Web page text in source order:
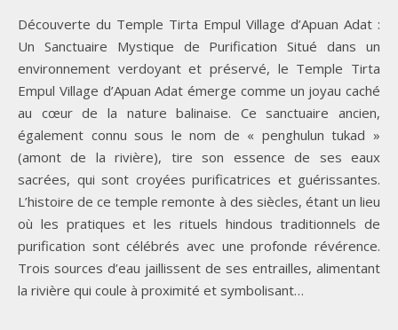
Découverte du Temple Tirta Empul Village d’Apuan Adat :
Un Sanctuaire Mystique de Purification Situé dans un
environnement verdoyant et préservé, le Temple Tirta
Empul Village d’Apuan Adat émerge comme un joyau caché
au cœur de la nature balinaise. Ce sanctuaire ancien,
également connu sous le nom de « penghulun tukad »
(amont de la rivière), tire son essence de ses eaux
sacrées, qui sont croyées purificatrices et guérissantes.
L’histoire de ce temple remonte à des siècles, étant un lieu
où les pratiques et les rituels hindous traditionnels de
purification sont célébrés avec une profonde révérence.
Trois sources d’eau jaillissent de ses entrailles, alimentant
la rivière qui coule à proximité et symbolisant…